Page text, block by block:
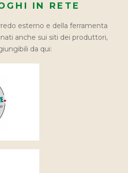
IN RETE
esterno e della ferramenta
anche sui siti dei produttori,
da qui: